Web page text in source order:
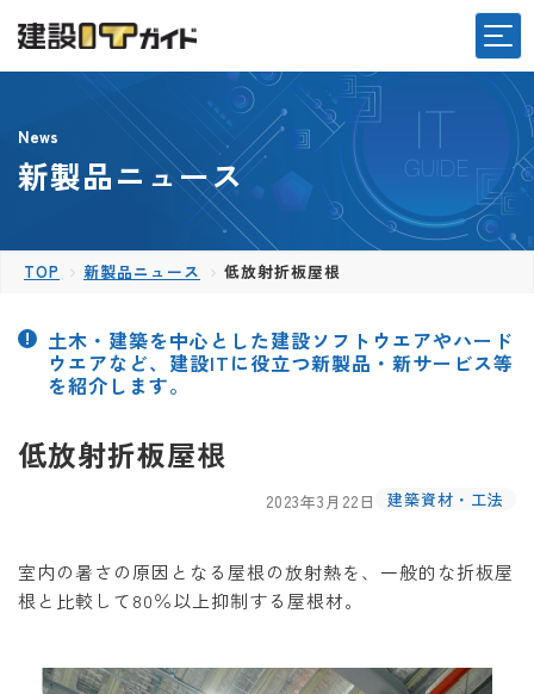
News
新製品ニュース
TOP 新製品ニュース 低放射折板屋根
土木・建築を中心とした建設ソフトウエアやハード
ウエアなど、建設ITに役立つ新製品・新サービス等
を紹介します。
低放射折板屋根
2023年3月22日 建築資材・工法
室内の暑さの原因となる屋根の放射熱を、一般的な折板屋
根と比較して80％以上抑制する屋根材。